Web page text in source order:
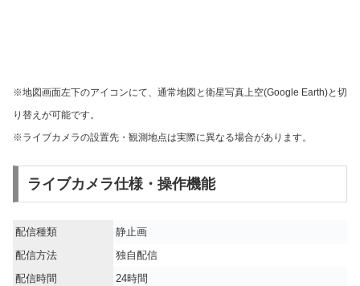
※地図画面左下のアイコンにて、通常地図と衛星写真上空(Google Earth)と切
り替えが可能です。
※ライブカメラの設置先・観測地点は実際に異なる場合があります。
ライブカメラ仕様・操作機能
配信種類
静止画
配信方法
独自配信
配信時間
24時間